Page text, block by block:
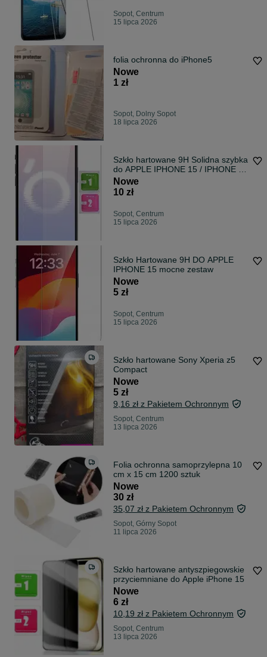
Sopot, Centrum
15 lipca 2026
folia ochronna do iPhone5
Nowe
1 zł
Sopot, Dolny Sopot
18 lipca 2026
Szkło hartowane 9H Solidna szybka
do APPLE IPHONE 15 / IPHONE 16
2 szt
Nowe
10 zł
Sopot, Centrum
15 lipca 2026
Szkło Hartowane 9H DO APPLE
IPHONE 15 mocne zestaw
Nowe
5 zł
Sopot, Centrum
15 lipca 2026
Szkło hartowane Sony Xperia z5
Compact
Nowe
5 zł
9,16 zł z Pakietem Ochronnym
Sopot, Centrum
13 lipca 2026
Folia ochronna samoprzylepna 10
cm x 15 cm 1200 sztuk
Nowe
30 zł
35,07 zł z Pakietem Ochronnym
Sopot, Górny Sopot
11 lipca 2026
Szkło hartowane antyszpiegowskie
przyciemniane do Apple iPhone 15
Nowe
6 zł
10,19 zł z Pakietem Ochronnym
Sopot, Centrum
13 lipca 2026